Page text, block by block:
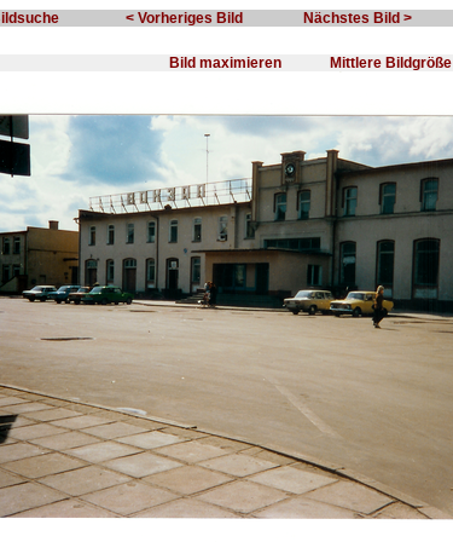
< Vorheriges Bild Nächstes Bild >
Mittlere Bildgröße
Bild maximieren